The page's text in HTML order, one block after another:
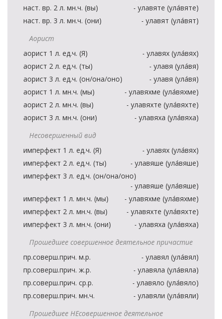
наст. вр. 2 л. мн.ч. (вы)
- улавяте (ула́вяте)
наст. вр. 3 л. мн.ч. (они)
- улавят (ула́вят)
Аорист
аорист 1 л. ед.ч. (Я)
- улавях (ула́вях)
аорист 2 л. ед.ч. (ты)
- улавя (ула́вя)
аорист 3 л. ед.ч. (он/она/оно)
- улавя (ула́вя)
аорист 1 л. мн.ч. (мы)
- улавяхме (ула́вяхме)
аорист 2 л. мн.ч. (вы)
- улавяхте (ула́вяхте)
аорист 3 л. мн.ч. (они)
- улавяха (ула́вяха)
Несовершенный вид
имперфект 1 л. ед.ч. (Я)
- улавях (ула́вях)
имперфект 2 л. ед.ч. (ты)
- улавяше (ула́вяше)
имперфект 3 л. ед.ч. (он/она/оно)
- улавяше (ула́вяше)
имперфект 1 л. мн.ч. (мы)
- улавяхме (ула́вяхме)
имперфект 2 л. мн.ч. (вы)
- улавяхте (ула́вяхте)
имперфект 3 л. мн.ч. (они)
- улавяха (ула́вяха)
Прошедшее совершенное деятельное причастие
пр.соверш.прич. м.р.
- улавял (ула́вял)
пр.соверш.прич. ж.р.
- улавяла (ула́вяла)
пр.соверш.прич. ср.р.
- улавяло (ула́вяло)
пр.соверш.прич. мн.ч.
- улавяли (ула́вяли)
Прошедшее НЕсовершенное деятельное